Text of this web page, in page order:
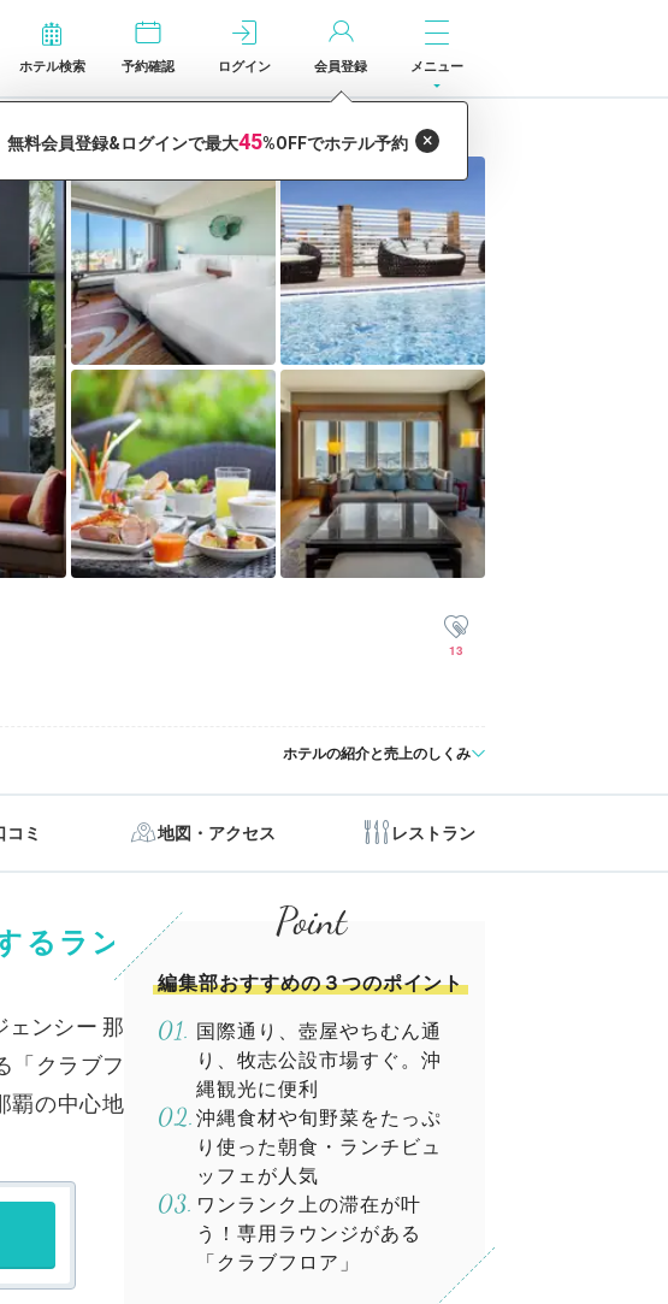
ホテル検索 予約確認 ログイン 会員登録 メニュー
13
ホテルの紹介と売上のしくみ
コミ 地図・アクセス レストラン
るラン
ェンシー 那
「クラブフ
覇の中心地
編集部おすすめの３つのポイント
国際通り、壺屋やちむん通
り、牧志公設市場すぐ。沖
縄観光に便利
沖縄食材や旬野菜をたっぷ
り使った朝食・ランチビュ
ッフェが人気
ワンランク上の滞在が叶
う！専用ラウンジがある
「クラブフロア」